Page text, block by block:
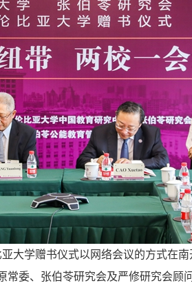
学赠书仪式以网络会议的方式在南
委、张伯苓研究会及严修研究会顾